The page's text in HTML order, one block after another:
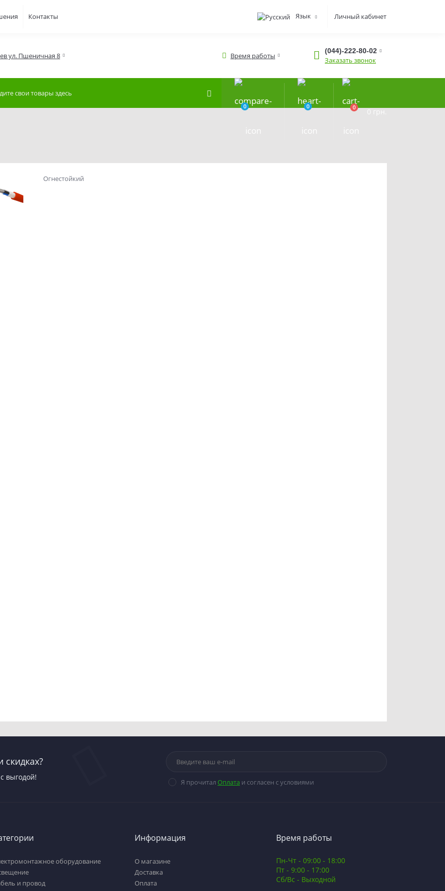
Контакты Язык Личный кабинет
ул. Пшеничная 8 Время работы
(044)-222-80-02
Заказать звонок
0 0 0 0 грн.
Огнестойкий
скидках?
выгодой!
Я прочитал Оплата и согласен с условиями
оборудование
и провод
Информация
О магазине
Доставка
Оплата
Время работы
Пн-Чт - 09:00 - 18:00
Пт - 9:00 - 17:00
Сб/Вс - Выходной